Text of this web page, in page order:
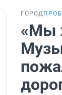
ГОРОД
«Мы